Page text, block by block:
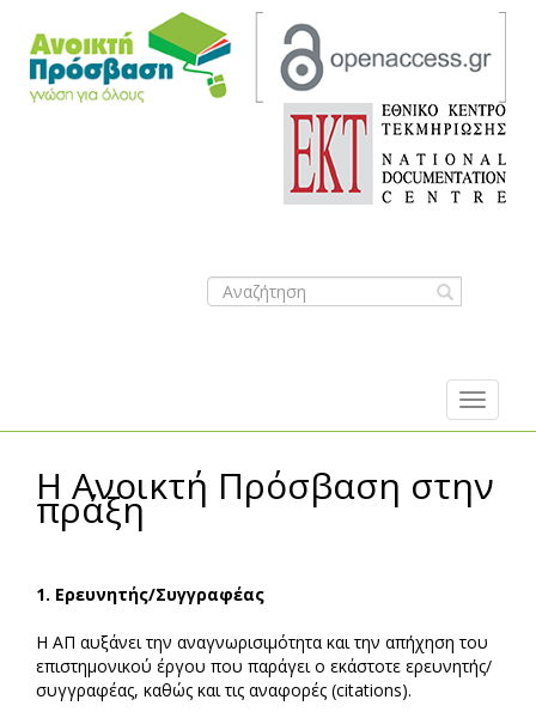
Search
Η Ανοικτή Πρόσβαση στην
πράξη
1. Ερευνητής/Συγγραφέας
Η ΑΠ αυξάνει την αναγνωρισιμότητα και την απήχηση του
επιστημονικού έργου που παράγει ο εκάστοτε ερευνητής/
συγγραφέας, καθώς και τις αναφορές (citations).